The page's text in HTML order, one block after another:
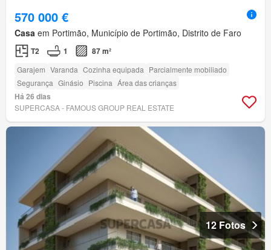
570 000 €
Casa em Portimão, Município de Portimão, Distrito de Faro
T2 1 87 m²
Garajem Varanda Cozinha equipada Parcialmente mobiliado
Segurança Ginásio Piscina Área das crianças
Há 26 dias
SUPERCASA - FAMOUS GROUP REAL ESTATE
12 Fotos